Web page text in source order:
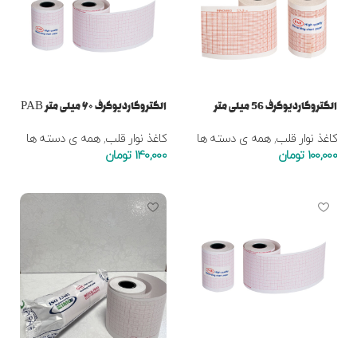
الکتروکاردیوگرف 56 میلی متر
کاغذ نوار قلب,همه ی دسته ها
100,000 تومان
الکتروکاردیوگرف ۶۰ میلی متر PAB
کاغذ نوار قلب,همه ی دسته ها
140,000 تومان